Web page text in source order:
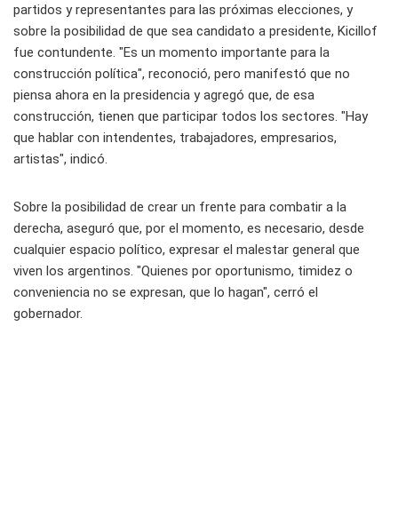
partidos y representantes para las próximas elecciones, y
sobre la posibilidad de que sea candidato a presidente, Kicillof
fue contundente. "Es un momento importante para la
construcción política", reconoció, pero manifestó que no
piensa ahora en la presidencia y agregó que, de esa
construcción, tienen que participar todos los sectores. "Hay
que hablar con intendentes, trabajadores, empresarios,
artistas", indicó.
Sobre la posibilidad de crear un frente para combatir a la
derecha, aseguró que, por el momento, es necesario, desde
cualquier espacio político, expresar el malestar general que
viven los argentinos. "Quienes por oportunismo, timidez o
conveniencia no se expresan, que lo hagan", cerró el
gobernador.